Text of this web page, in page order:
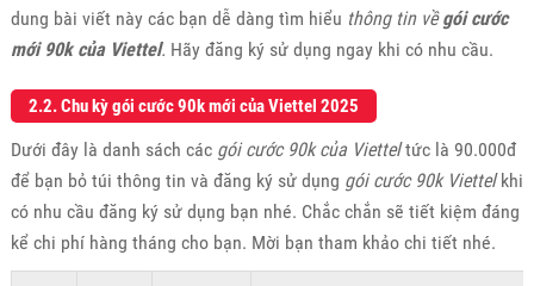
dung bài viết này các bạn dễ dàng tìm hiểu thông tin vềgói cước
mới 90k của Viettel. Hãy đăng ký sử dụng ngay khi có nhu cầu.
2.2. Chu kỳ gói cước 90kmới của Viettel 2025
Dưới đây là danh sách các gói cước 90k của Vietteltức là 90.000đ
để bạn bỏ túi thông tin và đăng ký sử dụng gói cước 90k Viettelkhi
có nhu cầu đăng ký sử dụng bạn nhé. Chắc chắn sẽ tiết kiệm đáng
kể chi phí hàng tháng cho bạn. Mời bạn tham khảo chi tiết nhé.